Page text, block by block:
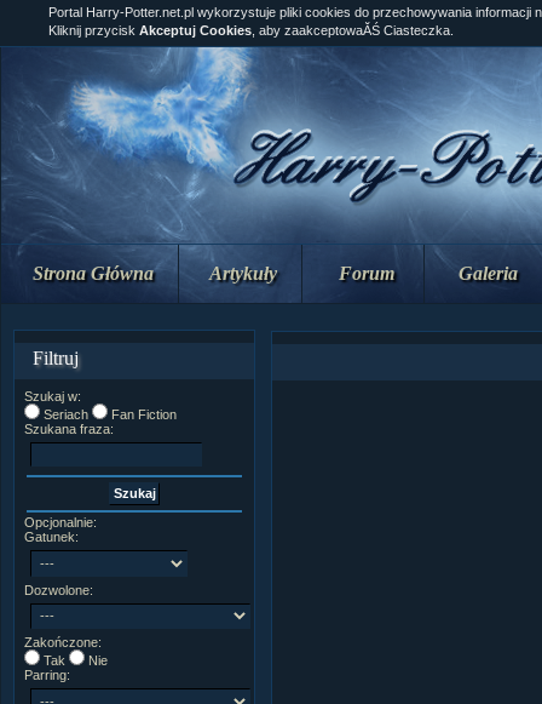
Strona Główna Artykuły Forum Galeria
Filtruj
Szukaj w:
Seriach
Fan Fiction
Szukana fraza:
Opcjonalnie:
Gatunek:
Dozwolone:
Zakończone:
Tak
Nie
Parring:
Portal Harry-Potter.net.pl wykorzystuje pliki cookies do przechowywania informacji
Kliknij przycisk Akceptuj Cookies , aby zaakceptowaĂŚ Ciasteczka.